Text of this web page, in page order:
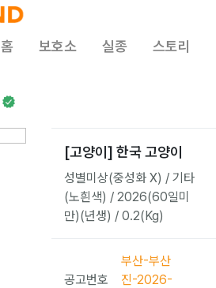
홈 보호소 실종 스토리
[고양이] 한국 고양이
성별미상(중성화 X) / 기타
(노흰색) / 2026(60일미
만)(년생) / 0.2(Kg)
공고번호
부산-부산
진-2026-